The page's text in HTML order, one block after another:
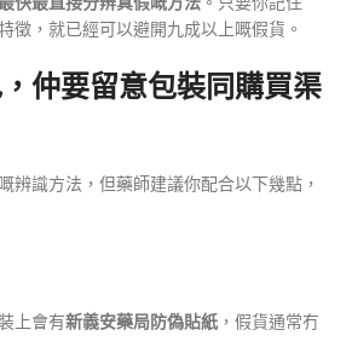
徵，就已經可以避開九成以上嘅假貨。
仲要留意包裝同購買渠
辨識方法，但藥師建議你配合以下幾點，
上會有新義安藥局防偽貼紙 ，假貨通常冇